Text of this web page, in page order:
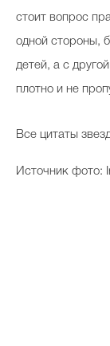
стоит вопрос
одной стороны,
детей, а с
плотно и не
Все цитаты
Источник фото: